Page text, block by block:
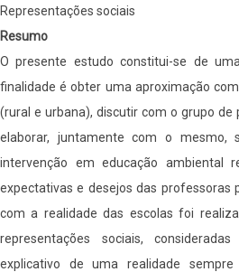
com
de
séries
iniciais
-
Santa
Maria
-
Áreas
rurais
Representações sociais
Resumo
O presente estudo constitui-se de
finalidade é obter uma aproximação
(rural e urbana), discutir com o grupo de
elaborar, juntamente com o mesmo,
intervenção em educação ambiental
expectativas e desejos das professoras
com a realidade das escolas foi
representações sociais,
explicativo de uma realidade